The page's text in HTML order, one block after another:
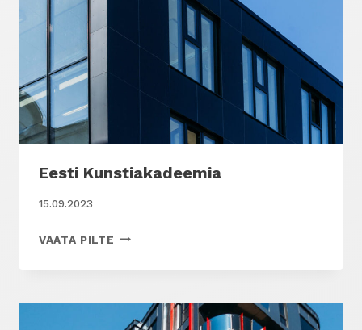
Eesti Kunstiakadeemia
15.09.2023
VAATA PILTE EESTI